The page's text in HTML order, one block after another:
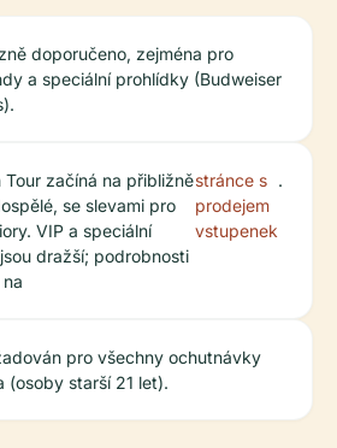
doporučeno, zejména pro
a speciální prohlídky (Budweiser
Tour začíná na přibližně
se slevami pro
VIP a speciální
dražší; podrobnosti
stránce s
prodejem
vstupenek
.
pro všechny ochutnávky
(osoby starší 21 let).